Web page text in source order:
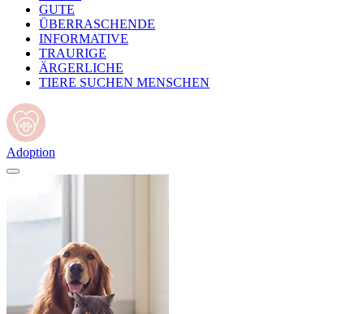
GUTE
ÜBERRASCHENDE
INFORMATIVE
TRAURIGE
ÄRGERLICHE
TIERE SUCHEN MENSCHEN
Adoption